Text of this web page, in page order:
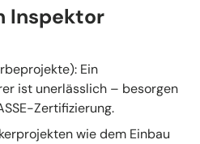
Inspektor
Ein
ist unerlässlich – besorgen
Zertifizierung.
wie dem Einbau